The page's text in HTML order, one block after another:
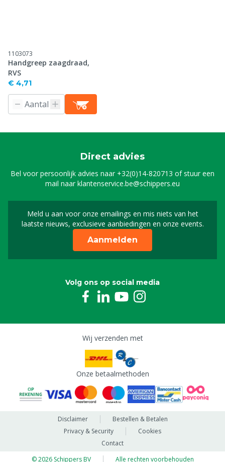
1103073
Handgreep zaagdraad,
RVS
€ 4,71
Direct advies
Bel voor persoonlijk advies naar +32(0)14-820713 of stuur een
mail naarklantenservice.be@schippers.eu
Meld u aan voor onze emailings en mis niets van het
laatste nieuws, exclusieve aanbiedingen en onze events.
Meld u aan voor onze
Aanmelden
Volg ons op social media
Wij verzenden met
Onze betaalmethoden
Disclaimer
Bestellen & Betalen
Privacy & Security
Cookies
Contact
© 2026 Schippers BV
Alle rechten voorbehouden